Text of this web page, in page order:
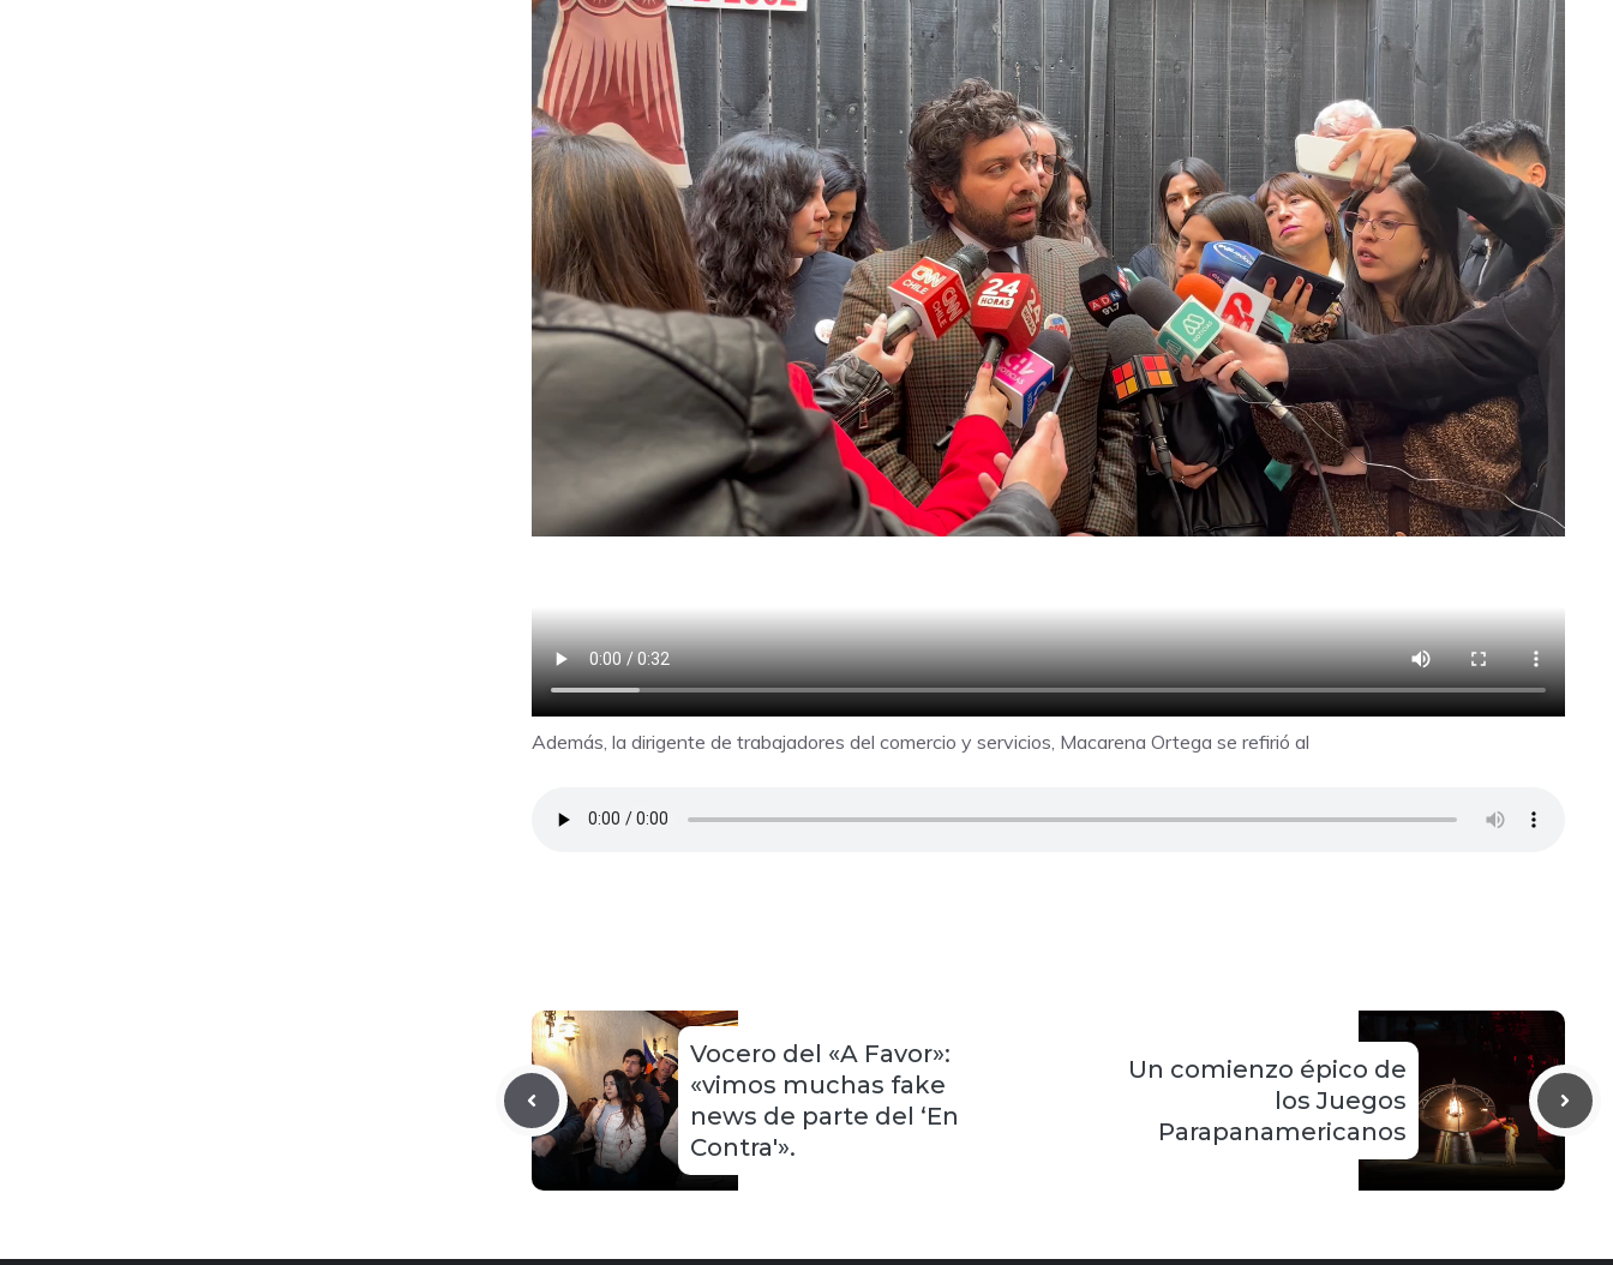
Además, la dirigente de trabajadores del comercio y servicios, Macarena Ortega se refirió al
Vocero del «A Favor»:
«vimos muchas fake
news de parte del ‘En
Contra'».
Un comienzo épico de
los Juegos
Parapanamericanos